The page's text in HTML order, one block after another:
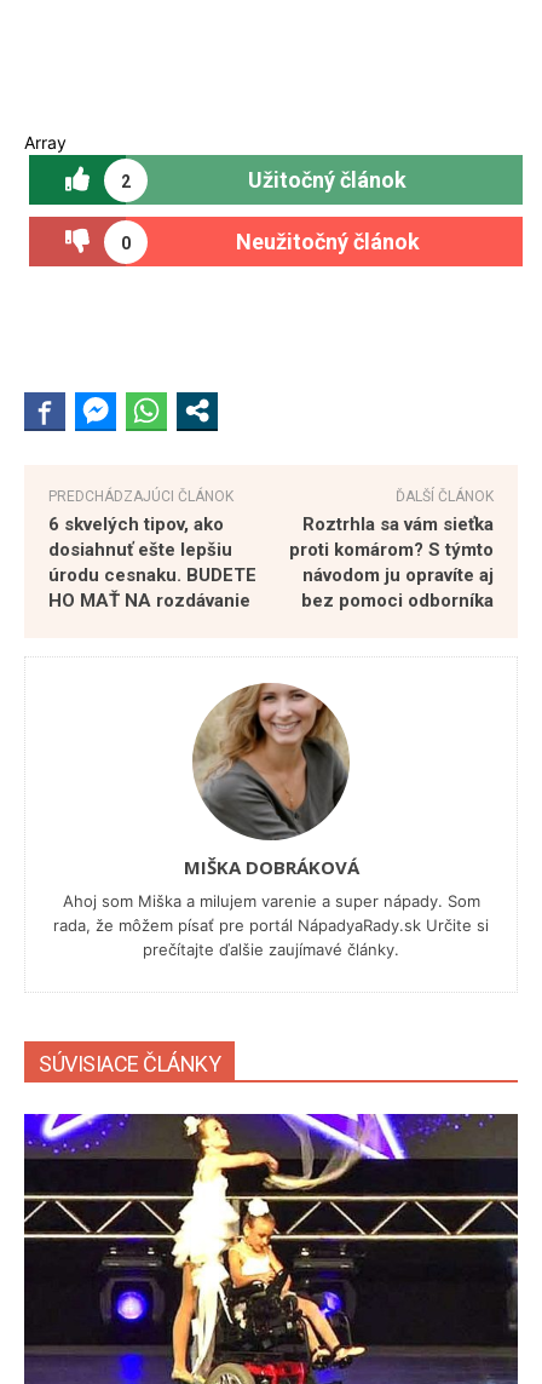
Array
2 Užitočný článok
0 Neužitočný článok
PREDCHÁDZAJÚCI ČLÁNOK
6 skvelých tipov, ako
dosiahnuť ešte lepšiu
úrodu cesnaku. BUDETE
HO MAŤ NA rozdávanie
ĎALŠÍ ČLÁNOK
Roztrhla sa vám sieťka
proti komárom? S týmto
návodom ju opravíte aj
bez pomoci odborníka
MIŠKA DOBRÁKOVÁ
Ahoj som Miška a milujem varenie a super nápady. Som
rada, že môžem písať pre portál NápadyaRady.sk Určite si
prečítajte ďalšie zaujímavé články.
SÚVISIACE ČLÁNKY